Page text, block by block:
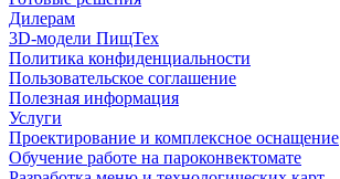
Дилерам
3D-модели ПищТех
Политика конфиденциальности
Пользовательское соглашение
Полезная информация
Услуги
Проектирование и комплексное оснащение
Обучение работе на пароконвектомате